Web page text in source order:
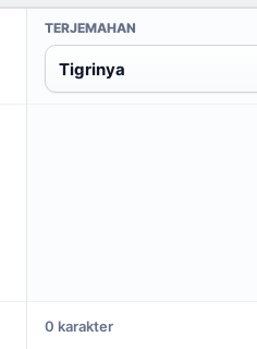
TERJEMAHAN
Tigrinya
0 karakter